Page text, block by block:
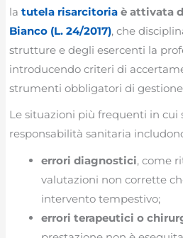
la tutela risarcitoria è attivata
Bianco (L. 24/2017), che
strutture e degli esercenti la
introducendo criteri di
strumenti obbligatori di
Le situazioni più frequenti in cui
responsabilità sanitaria
errori diagnostici, come
valutazioni non corrette
intervento tempestivo;
errori terapeutici o